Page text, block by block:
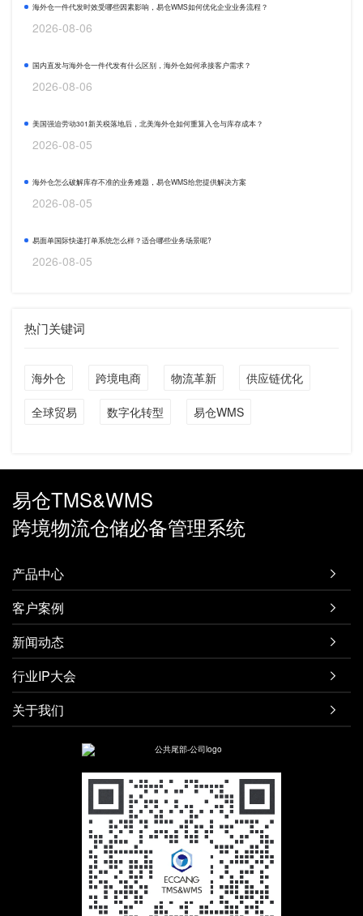
海外仓一件代发时效受哪些因素影响，易仓WMS如何优化企业业务流程？
2026-08-06
国内直发与海外仓一件代发有什么区别，海外仓如何承接客户需求？
2026-08-06
美国强迫劳动301新关税落地后，北美海外仓如何重算入仓与库存成本？
2026-08-05
海外仓怎么破解库存不准的业务难题，易仓WMS给您提供解决方案
2026-08-05
易面单国际快递打单系统怎么样？适合哪些业务场景呢?
2026-08-05
热门关键词
海外仓 跨境电商 物流革新 供应链优化
全球贸易 数字化转型 易仓WMS
易仓TMS&WMS
跨境物流仓储必备管理系统
产品中心 
客户案例 
新闻动态 
行业IP大会 
关于我们 